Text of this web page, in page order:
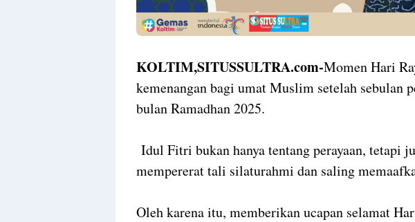
KOLTIM,SITUSSULTRA.com-Momen Hari
kemenangan bagi umat Muslim setelah sebulan
bulan Ramadhan 2025.
Idul Fitri bukan hanya tentang perayaan, tetapi
mempererat tali silaturahmi dan saling
Oleh karena itu, memberikan ucapan selamat